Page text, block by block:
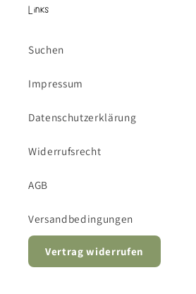
Links
Suchen
Impressum
Datenschutzerklärung
Widerrufsrecht
AGB
Versandbedingungen
Vertrag widerrufen